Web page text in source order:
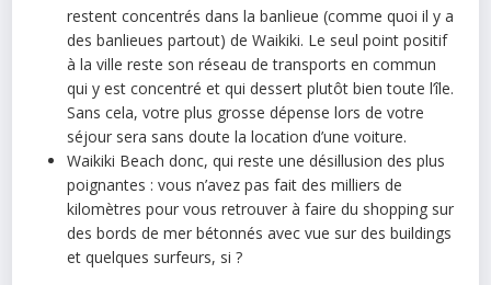
restent concentrés dans la banlieue (comme quoi il y a
des banlieues partout) de Waikiki. Le seul point positif
à la ville reste son réseau de transports en commun
qui y est concentré et qui dessert plutôt bien toute l’île.
Sans cela, votre plus grosse dépense lors de votre
séjour sera sans doute la location d’une voiture.
Waikiki Beach donc, qui reste une désillusion des plus
poignantes : vous n’avez pas fait des milliers de
kilomètres pour vous retrouver à faire du shopping sur
des bords de mer bétonnés avec vue sur des buildings
et quelques surfeurs, si ?